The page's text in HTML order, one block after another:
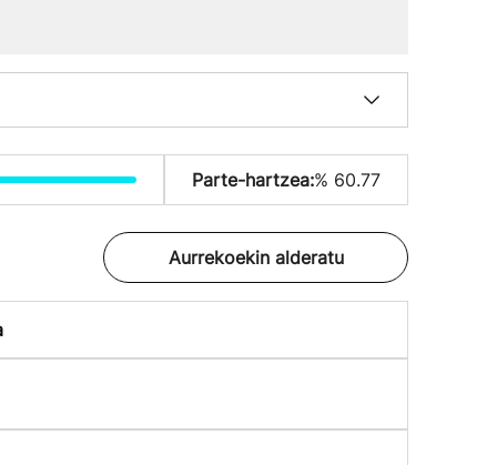
Parte-hartzea:% 60.77
Aurrekoekin alderatu